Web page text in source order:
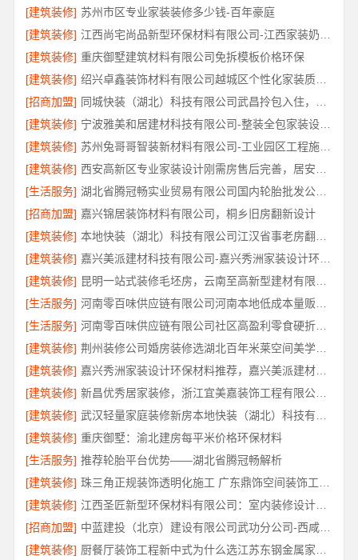
[建筑装修] 苏州市区专业家装装修多少钱-百年豪庭
[建筑装修]
[建筑装修] 重庆御墅建筑材料有限公司免拆模板价格环保
[建筑装修]
绍兴卓鑫装饰材料有限公司越城区个性化家装质量有保障
[招商加盟]
[建筑装修]
宁波雅美和居建材科技有限公司-整装全包家装设计厨卫改造
[建筑装修]
苏州兔哥哥智装新材料有限公司-工业园区工程施工二手房全包服务
[建筑装修]
[生活服务]
湖北省腾冠畅实业贸易有限公司国内轮胎批发公司流程详解
[招商加盟] 嘉兴锦居装饰材料有限公司，桐乡旧房翻新设计
[建筑装修]
[建筑装修]
嘉兴美派建材科技有限公司-嘉兴秀洲家装设计环保材料推荐
[建筑装修]
[生活服务]
[生活服务]
河南零百味供应链有限公司社区高盈利零食硬折扣全域盈利
[建筑装修]
荆州装修公司婚房装修选湖北百年米莱空间美学装饰材料有限公司
[建筑装修]
嘉兴秀洲家装设计环保材料推荐，嘉兴美派建材科技靠谱
[建筑装修]
新昌优秀居家装修，浙江宜美嘉装饰工程有限公司匠心品质
[建筑装修]
[建筑装修] 重庆御墅：渝北建房每平米价格环保材料
[生活服务] 推荐轮胎平台优势——湖北省腾冠畅解析
[建筑装修]
[建筑装修]
江西圣匠新型环保材料有限公司：室内装修设计与施工专家
[招商加盟]
中蓝建投（北京）建设有限公司武功分公司-西咸新区全包报价
[建筑装修]